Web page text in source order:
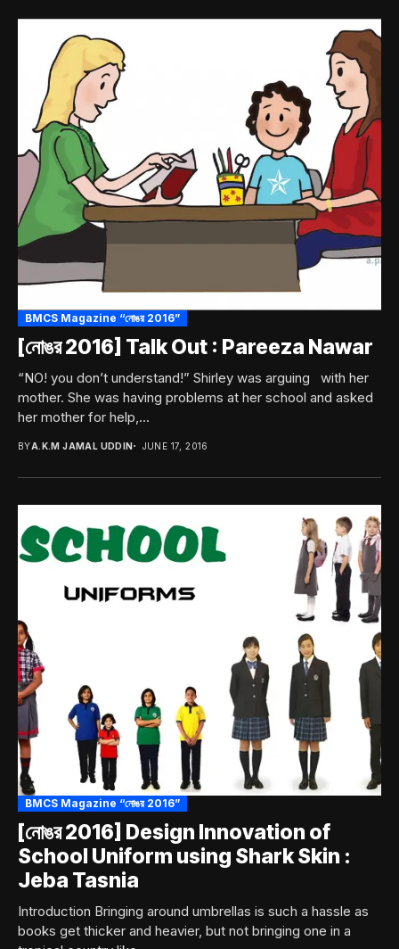
BMCS Magazine “নোঙর 2016”
[নোঙর 2016] Talk Out : Pareeza Nawar
“NO! you don’t understand!” Shirley was arguing with her
mother. She was having problems at her school and asked
her mother for help,...
BYA.K.M JAMAL UDDIN JUNE 17, 2016
BMCS Magazine “নোঙর 2016”
[নোঙর 2016] Design Innovation of
School Uniform using Shark Skin :
Jeba Tasnia
Introduction Bringing around umbrellas is such a hassle as
books get thicker and heavier, but not bringing one in a